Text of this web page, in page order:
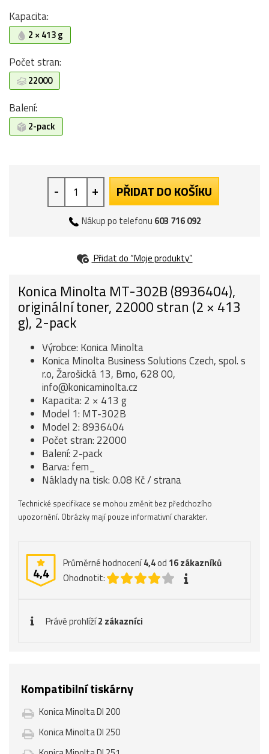
Kapacita:
2 × 413 g
Počet stran:
22000
Balení:
2-pack
- + PŘIDAT DO KOŠÍKU
Nákup po telefonu 603 716 092
Přidat do “Moje produkty”
Konica Minolta MT-302B (8936404),
originální toner, 22000 stran (2 × 413
g), 2-pack
Výrobce: Konica Minolta
Konica Minolta Business Solutions Czech, spol. s
r.o, Žarošická 13, Brno, 628 00,
info@konicaminolta.cz
Kapacita: 2 × 413 g
Model 1: MT-302B
Model 2: 8936404
Počet stran: 22000
Balení: 2-pack
Barva: fem_
Náklady na tisk: 0.08 Kč / strana
Technické specifikace se mohou změnit bez předchozího
upozornění. Obrázky mají pouze informativní charakter.
4,4
Průměrné hodnocení4,4od 16zákazníků
Ohodnotit:
Právě prohlíží2 zákazníci
Kompatibilní tiskárny
Konica Minolta DI 200
Konica Minolta DI 250